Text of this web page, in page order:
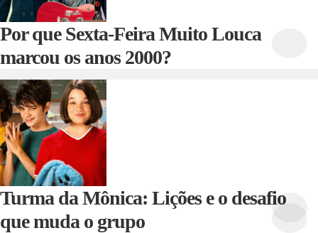
Por que Sexta-Feira Muito Louca
marcou os anos 2000?
Turma da Mônica: Lições e o desafio
que muda o grupo